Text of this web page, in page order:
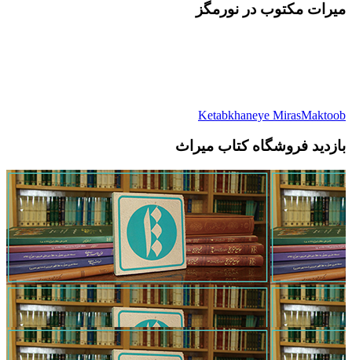
میرات مکتوب در نورمگز
Ketabkhaneye MirasMaktoob
بازدید فروشگاه کتاب میراث